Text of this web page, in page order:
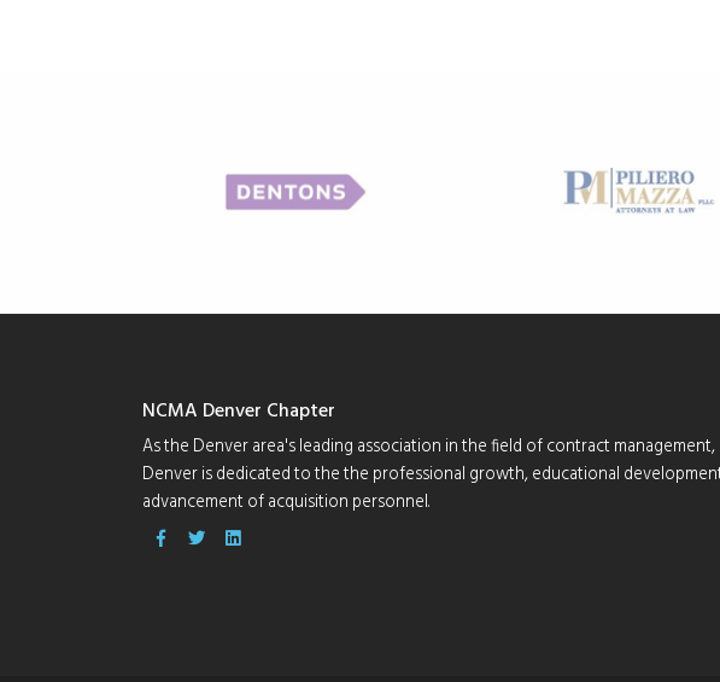
NCMA Denver Chapter
As the Denver area's leading association in the field of contract management,
Denver is dedicated to the the professional growth, educational
advancement of acquisition personnel.